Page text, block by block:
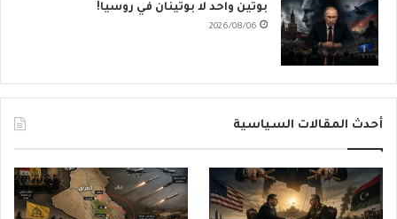
بوتين واحد لا بوتينان في روسيا!
2026/08/06
أحدث المقالات السياسية